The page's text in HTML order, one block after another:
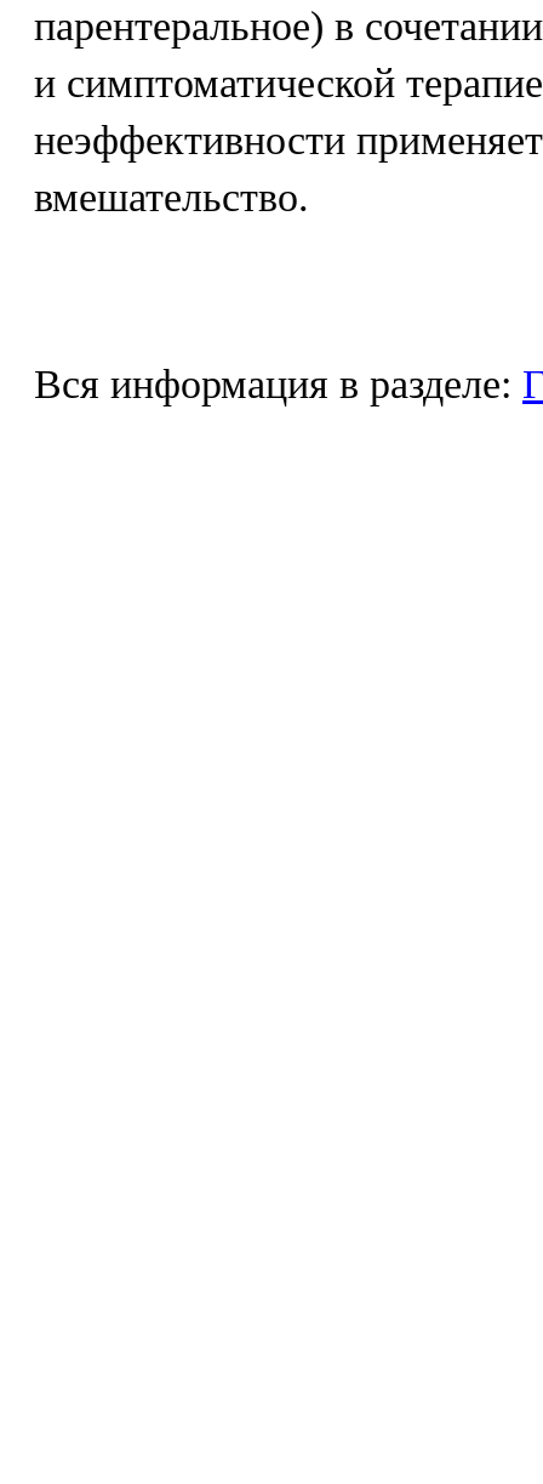
парентеральное) в
и симптоматической
неэффективности
вмешательство.
Вся информация в разделе: